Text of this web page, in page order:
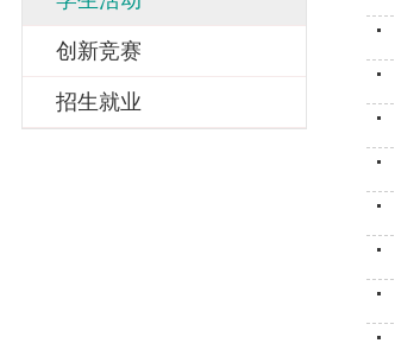
创新竞赛
招生就业